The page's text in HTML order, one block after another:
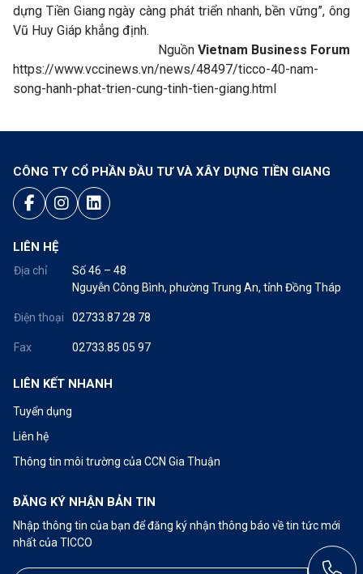
dựng Tiền Giang ngày càng phát triển nhanh, bền vững”, ông
Vũ Huy Giáp khẳng định.
Nguồn Vietnam Business Forum
https://www.vccinews.vn/news/48497/ticco-40-nam-
song-hanh-phat-trien-cung-tinh-tien-giang.html
CÔNG TY CỔ PHẦN ĐẦU TƯ VÀ XÂY DỰNG TIỀN GIANG
LIÊN HỆ
Địa chỉ
Số 46 – 48
Nguyễn Công Bình, phường Trung An, tỉnh Đồng Tháp
Điện thoại 02733.87 28 78
Fax 02733.85 05 97
LIÊN KẾT NHANH
Tuyển dụng
Liên hệ
Thông tin môi trường của CCN Gia Thuận
ĐĂNG KÝ NHẬN BẢN TIN
Nhập thông tin của bạn để đăng ký nhận thông báo về tin tức mới
nhất của TICCO
Call: 02733.87 28 78